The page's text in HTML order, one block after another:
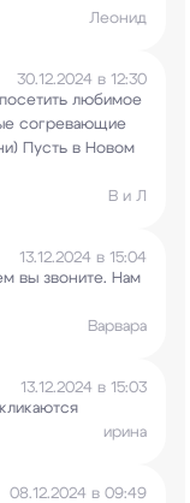
Леонид
30.12.2024 в 12:30
любимое
согревающие
Пусть в Новом
В и Л
13.12.2024 в 15:04
вы звоните. Нам
Варвара
13.12.2024 в 15:03
ирина
08.12.2024 в 09:49